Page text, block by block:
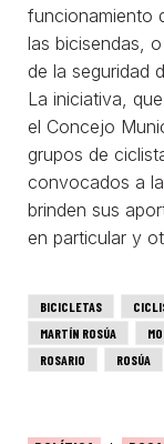
funcionamiento
las bicisendas,
de la seguridad
La iniciativa,
el Concejo
grupos de
convocados a
brinden sus
en particular y
BICICLETAS
MARTÍN ROSÚA
ROSARIO
ROSÚA